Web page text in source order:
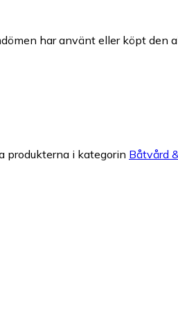
har använt eller köpt den
produkterna i kategorin Båtvård